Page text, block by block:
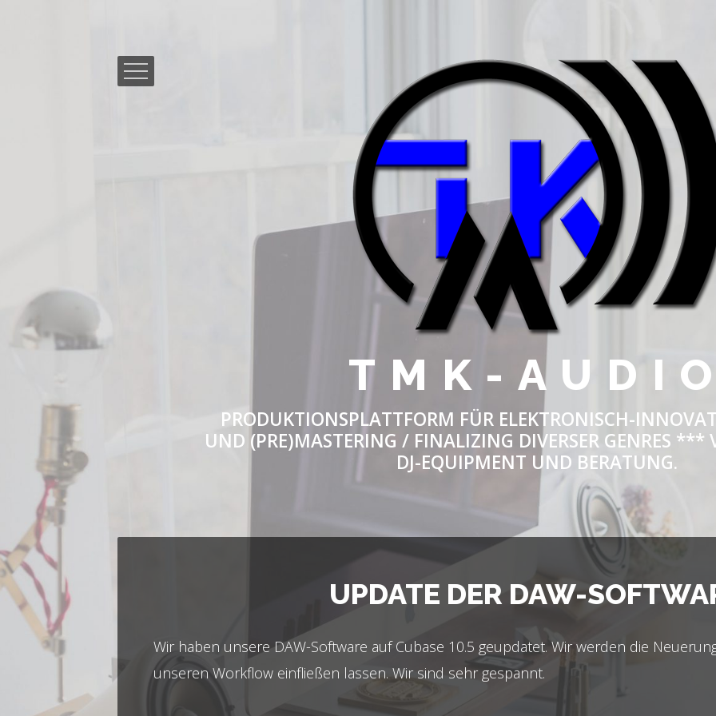
TMK-
PRODUKTIONSPLATTFORM FÜR ELEKTRONISCH-
UND (PRE)MASTERING / FINALIZING DIVERSER GENRES ***
DJ-EQUIPMENT UND BERATUNG.
UPDATE DER DAW-
Wir haben unsere DAW-Software auf Cubase 10.5 geupdatet. Wir werden die
unseren Workflow einfließen lassen. Wir sind sehr gespannt.